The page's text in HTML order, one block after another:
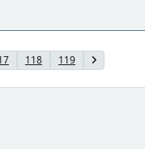
118 119